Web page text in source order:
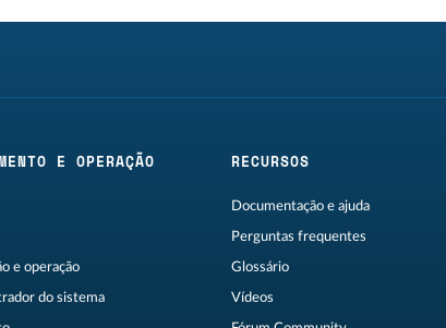
E OPERAÇÃO
e operação
do sistema
RECURSOS
Documentação e ajuda
Perguntas frequentes
Glossário
Vídeos